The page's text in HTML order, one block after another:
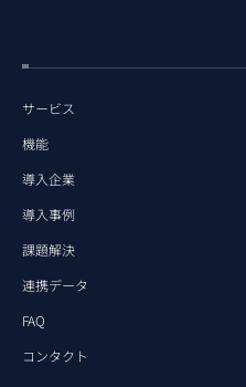
サービス
機能
導入企業
導入事例
課題解決
連携データ
FAQ
コンタクト